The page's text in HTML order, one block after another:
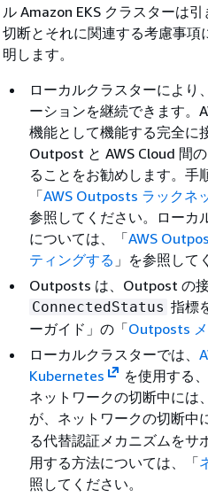
ル Amazon EKS クラスターは
切断とそれに関連する考慮事
明します。
ローカルクラスターにより
ーションを継続できます。
機能として機能する完全に
Outpost と AWS Cloud 間
ることをお勧めします。手
「AWS Outposts ラックネ
参照してください。ローカ
については、「AWS
ティングする 」を参照して
Outposts は、Outpost の
ConnectedStatus 指標
ーガイド」の「Outposts
ローカルクラスターでは、
Kubernetes
を使用する
ネットワークの切断中には
が、ネットワークの切断中
る代替認証メカニズムをサ
用する方法については、「
照してください。